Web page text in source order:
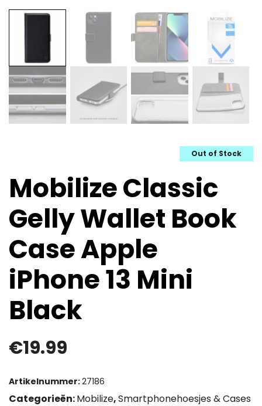
Out of Stock
Mobilize Classic
Gelly Wallet Book
Case Apple
iPhone 13 Mini
Black
€19.99
Artikelnummer:27186
Categorieën:Mobilize,Smartphonehoesjes & Cases